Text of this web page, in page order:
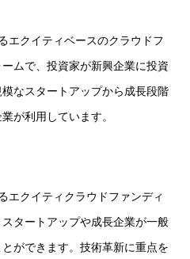
エクイティベースのクラウドフ
ムで、投資家が新興企業に投資
なスタートアップから成長段階
が利用しています。
エクイティクラウドファンディ
タートアップや成長企業が一般
ができます。技術革新に重点を